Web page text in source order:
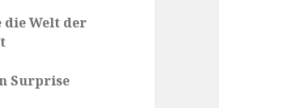
die Welt der
Surprise